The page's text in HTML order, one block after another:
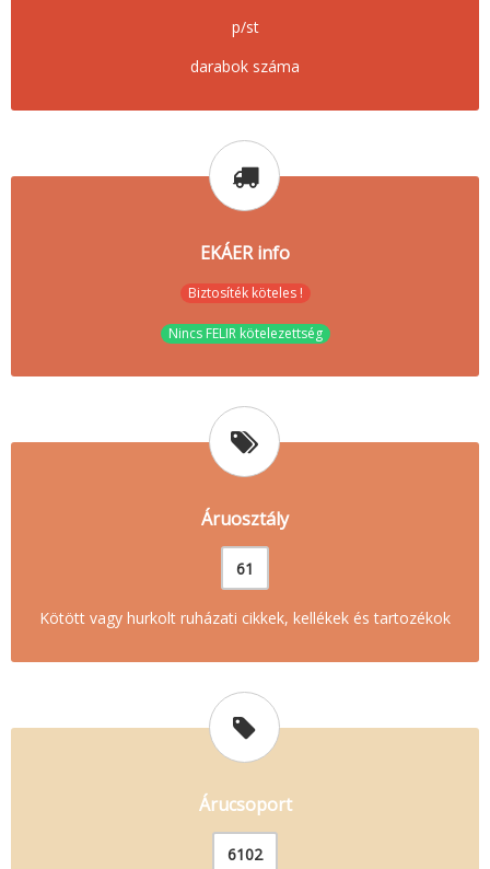
p/st
darabok száma
EKÁER info
Biztosíték köteles !
Nincs FELIR kötelezettség
Áruosztály
61
Kötött vagy hurkolt ruházati cikkek, kellékek és tartozékok
Árucsoport
6102